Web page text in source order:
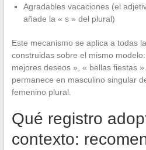
Agradables vacaciones (el
añade la « s » del plural)
Este mecanismo se aplica a todas
construidas sobre el mismo
mejores deseos », « bellas fiestas
permanece en masculino singular
femenino plural.
Qué registro
contexto: